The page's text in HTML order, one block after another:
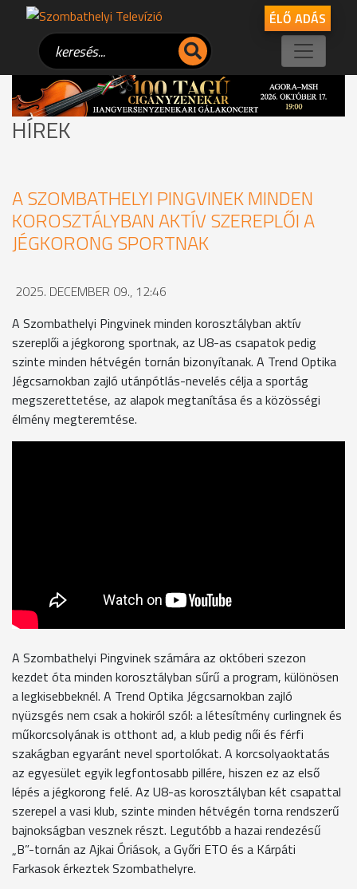
ÉLŐ ADÁS
HÍREK
A SZOMBATHELYI PINGVINEK MINDEN
KOROSZTÁLYBAN AKTÍV SZEREPLŐI A
JÉGKORONG SPORTNAK
2025. DECEMBER 09., 12:46
A Szombathelyi Pingvinek minden korosztályban aktív
szereplői a jégkorong sportnak, az U8-as csapatok pedig
szinte minden hétvégén tornán bizonyítanak. A Trend Optika
Jégcsarnokban zajló utánpótlás-nevelés célja a sportág
megszerettetése, az alapok megtanítása és a közösségi
élmény megteremtése.
A Szombathelyi Pingvinek számára az októberi szezon
kezdet óta minden korosztályban sűrű a program, különösen
a legkisebbeknél. A Trend Optika Jégcsarnokban zajló
nyüzsgés nem csak a hokiról szól: a létesítmény curlingnek és
műkorcsolyának is otthont ad, a klub pedig női és férfi
szakágban egyaránt nevel sportolókat. A korcsolyaoktatás
az egyesület egyik legfontosabb pillére, hiszen ez az első
lépés a jégkorong felé. Az U8-as korosztályban két csapattal
szerepel a vasi klub, szinte minden hétvégén torna rendszerű
bajnokságban vesznek részt. Legutóbb a hazai rendezésű
„B”-tornán az Ajkai Óriások, a Győri ETO és a Kárpáti
Farkasok érkeztek Szombathelyre.